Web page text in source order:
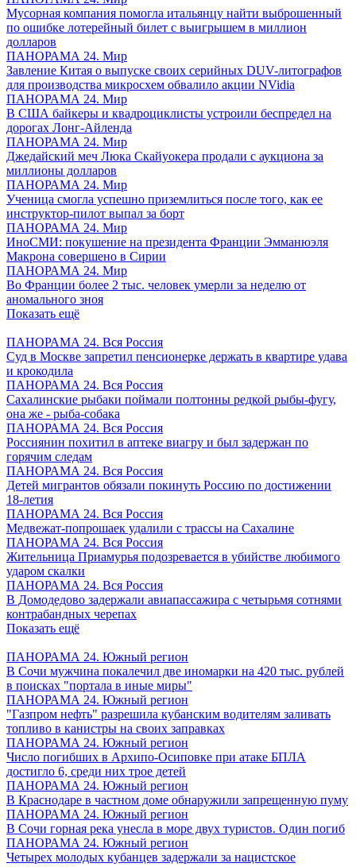
Мусорная компания помогла итальянцу найти выброшенный
по ошибке лотерейный билет с выигрышем в миллион
долларов
ПАНОРАМА 24. Мир
Завление Китая о выпуске своих серийных DUV-литографов
для производства микросхем обвалило акции NVidia
ПАНОРАМА 24. Мир
В США байкеры и квадроциклисты устроили беспредел на
дорогах Лонг-Айленда
ПАНОРАМА 24. Мир
Джедайский меч Люка Скайуокера продали с аукциона за
миллионы долларов
ПАНОРАМА 24. Мир
Ученица смогла успешно приземлиться после того, как ее
инструктор-пилот выпал за борт
ПАНОРАМА 24. Мир
ИноСМИ: покушение на президента Франции Эмманюэля
Макрона совершено в Сирии
ПАНОРАМА 24. Мир
Во Франции более 2 тыс. человек умерли за неделю от
аномального зноя
Показать ещё
ПАНОРАМА 24. Вся Россия
Суд в Москве запретил пенсионерке держать в квартире удава
и крокодила
ПАНОРАМА 24. Вся Россия
Сахалинские рыбаки поймали полтонны редкой рыбы-фугу,
она же - рыба-собака
ПАНОРАМА 24. Вся Россия
Россиянин похитил в аптеке виагру и был задержан по
горячим следам
ПАНОРАМА 24. Вся Россия
Детей мигрантов обязали покинуть Россию по достижении
18-летия
ПАНОРАМА 24. Вся Россия
Медвежат-попрошаек удалили с трассы на Сахалине
ПАНОРАМА 24. Вся Россия
Жительница Приамурья подозревается в убийстве любимого
ударом скалки
ПАНОРАМА 24. Вся Россия
В Домодедово задержали авиапассажира с четырьмя сотнями
контрабандных черепах
Показать ещё
ПАНОРАМА 24. Южный регион
В Сочи мужчина покалечил две иномарки на 420 тыс. рублей
в поисках "портала в иные миры"
ПАНОРАМА 24. Южный регион
"Газпром нефть" разрешила кубанским водителям заливать
топливо в канистры на своих заправках
ПАНОРАМА 24. Южный регион
Число погибших в Архипо-Осиповке при атаке БПЛА
достигло 6, среди них трое детей
ПАНОРАМА 24. Южный регион
В Краснодаре в частном доме обнаружили запрещенную пуму
ПАНОРАМА 24. Южный регион
В Сочи горная река унесла в море двух туристов. Один погиб
ПАНОРАМА 24. Южный регион
Четырех молодых кубанцев задержали за нацистское